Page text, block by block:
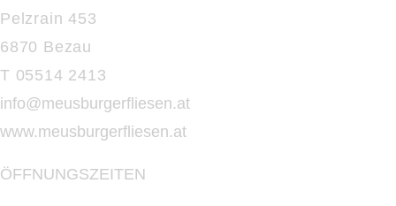
Pelzrain 453
6870 Bezau
T 05514 2413
info@meusburgerfliesen.at
www.meusburgerfliesen.at
ÖFFNUNGSZEITEN